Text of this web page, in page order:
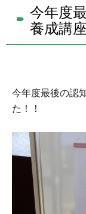
今年度
養成講
今年度最後の認
た！！